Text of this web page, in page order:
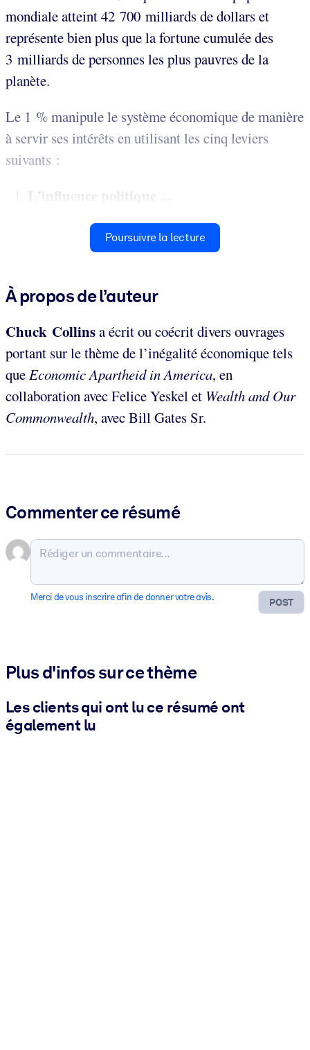
mondiale atteint 42 700 milliards de dollars et
représente bien plus que la fortune cumulée des
3 milliards de personnes les plus pauvres de la
planète.
Le 1 % manipule le système économique de manière
à servir ses intérêts en utilisant les cinq leviers
suivants :
L’influence politique ...
Poursuivre la lecture
À propos de l’auteur
Chuck Collinsa écrit ou coécrit divers ouvrages
portant sur le thème de l’inégalité économique tels
queEconomic Apartheid in America, en
collaboration avec Felice Yeskel et Wealth and Our
Commonwealth, avec Bill Gates Sr.
Commenter ce résumé
POST
Merci de vous inscrire afin de donner votre avis.
Plus d'infos sur ce thème
Les clients qui ont lu ce résumé ont
également lu